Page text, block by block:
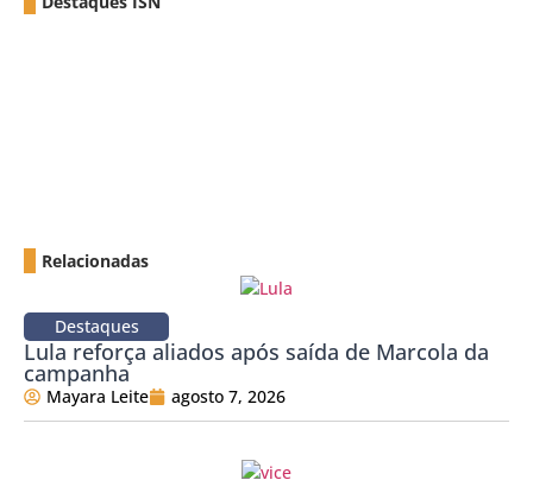
Relacionadas
Destaques
Lula reforça aliados após saída de Marcola da
campanha
Mayara Leite agosto 7, 2026